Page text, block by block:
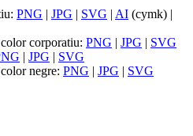
PNG | JPG | SVG | AI (cymk) |
corporatiu: PNG | JPG | SVG
| JPG | SVG
negre: PNG | JPG | SVG